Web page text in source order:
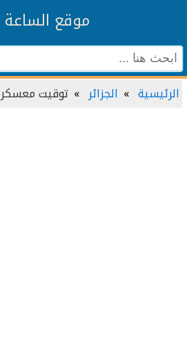
موقع الساعة
الرئيسية الجزائر توقيت معسكر